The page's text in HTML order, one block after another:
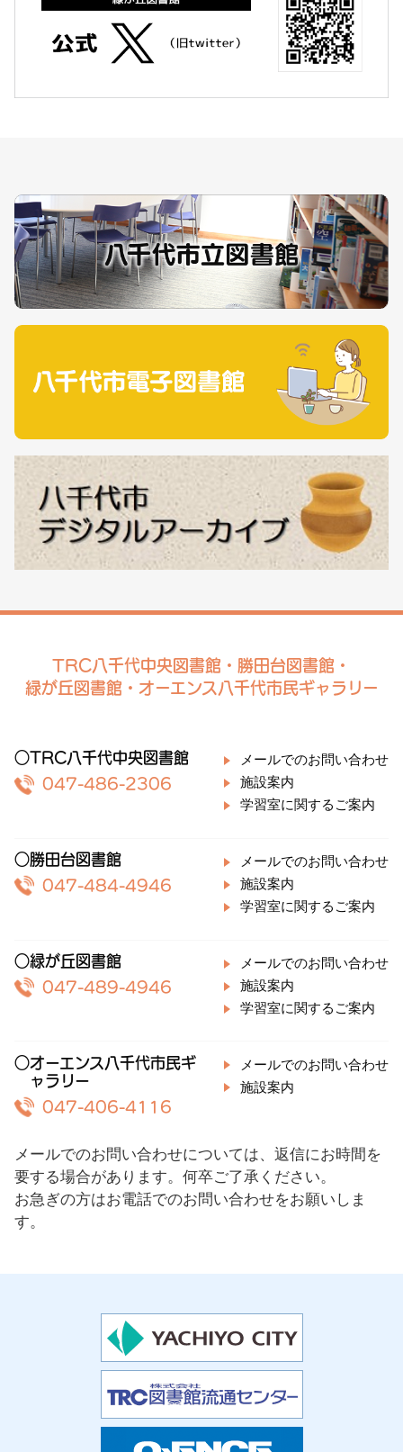
TRC八千代中央図書館・勝田台図書館・
緑が丘図書館・オーエンス八千代市民ギャラリー
○TRC八千代中央図書館
047-486-2306
メールでのお問い合わせ
施設案内
学習室に関するご案内
○勝田台図書館
047-484-4946
メールでのお問い合わせ
施設案内
学習室に関するご案内
○緑が丘図書館
047-489-4946
メールでのお問い合わせ
施設案内
学習室に関するご案内
○オーエンス八千代市民ギ
ャラリー
047-406-4116
メールでのお問い合わせ
施設案内
メールでのお問い合わせについては、返信にお時間を
要する場合があります。何卒ご了承ください。
お急ぎの方はお電話でのお問い合わせをお願いしま
す。